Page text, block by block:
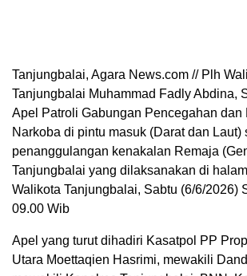
Tanjungbalai, Agara News.com // Plh
Tanjungbalai Muhammad Fadly Abdina,
Apel Patroli Gabungan Pencegahan dan
Narkoba di pintu masuk (Darat dan Laut)
penanggulangan kenakalan Remaja
Tanjungbalai yang dilaksanakan di
Walikota Tanjungbalai, Sabtu (6/6/2026)
09.00 Wib
Apel yang turut dihadiri Kasatpol PP
Utara Moettaqien Hasrimi, mewakili